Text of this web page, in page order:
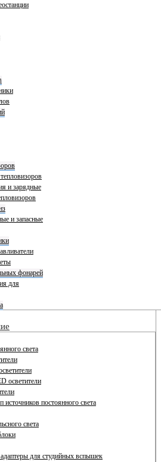
и зарядные
и запасные
фонарей
для
света
осветители
постоянного света
света
для студийных вспышек